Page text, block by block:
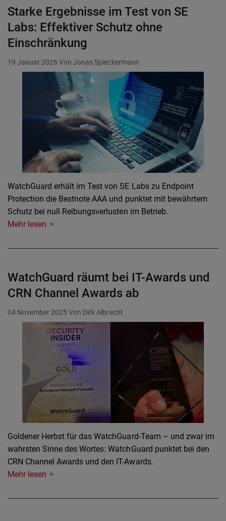
Starke Ergebnisse im Test von SE
Labs: Effektiver Schutz ohne
Einschränkung
19 Januar 2026 Von Jonas Spieckermann
WatchGuard erhält im Test von SE Labs zu Endpoint
Protection die Bestnote AAA und punktet mit bewährtem
Schutz bei null Reibungsverlusten im Betrieb.
Mehr lesen
WatchGuard räumt bei IT-Awards und
CRN Channel Awards ab
04 November 2025 Von Dirk Albrecht
Goldener Herbst für das WatchGuard-Team – und zwar im
wahrsten Sinne des Wortes: WatchGuard punktet bei den
CRN Channel Awards und den IT-Awards.
Mehr lesen